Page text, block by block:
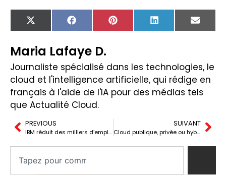
X
(Twitter)
FacebookPinterest LinkedIn Email
Maria Lafaye D.
Journaliste spécialisé dans les technologies, le
cloud et l'intelligence artificielle, qui rédige en
français à l'aide de l'IA pour des médias tels
que Actualité Cloud.
PREVIOUS
IBM réduit des milliers d’emplois aux États-Unis et accélère la délocalisation vers l’Inde.
SUIVANT
Cloud publique, privée ou hybride : le défi stratégique des entreprises pour concevoir leur infrastructure